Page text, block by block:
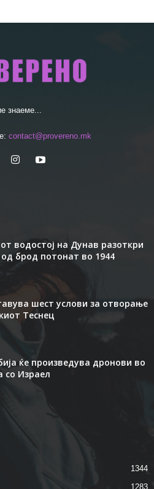
знаеме...
contact@provereno.mk
водостој на Дунав разоткри
брод потонат во 1944
шест услови за отворање
Теснец
ќе произведува дронови во
со Израел
1344
1283